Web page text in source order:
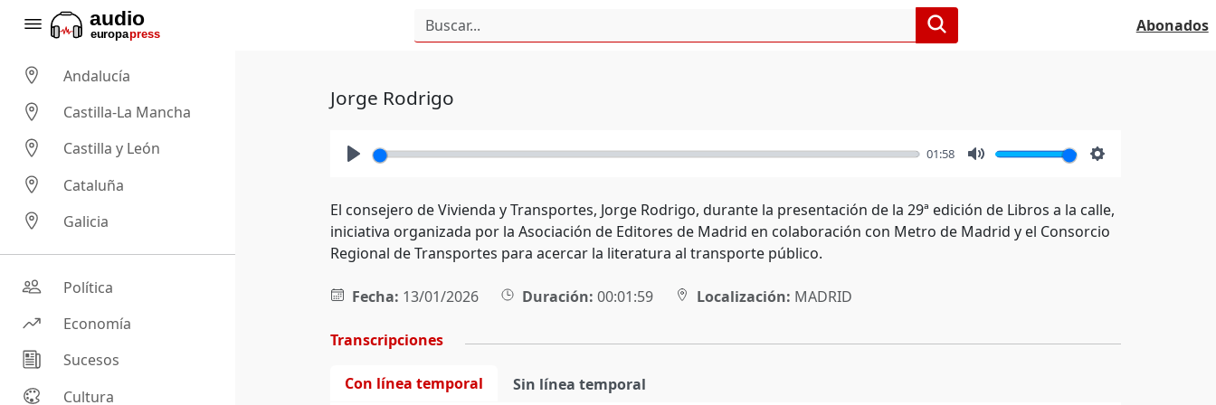
Abonados
Andalucía
Castilla-La Mancha
Castilla y León
Cataluña
Galicia
Política
Economía
Sucesos
Cultura
Jorge Rodrigo
01:58
El consejero de Vivienda y Transportes, Jorge Rodrigo, durante la presentación de la 29ª edición de Libros a la calle,
iniciativa organizada por la Asociación de Editores de Madrid en colaboración con Metro de Madrid y el Consorcio
Regional de Transportes para acercar la literatura al transporte público.
Fecha: 13/01/2026 Duración: 00:01:59 Localización: MADRID
Transcripciones
Con línea temporal Sin línea temporal